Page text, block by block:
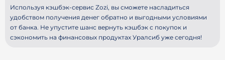
Используя кэшбэк-сервис Zozi, вы сможете насладиться
удобством получения денег обратно и выгодными условиями
от банка. Не упустите шанс вернуть кэшбэк с покупок и
сэкономить на финансовых продуктах Уралсиб уже сегодня!